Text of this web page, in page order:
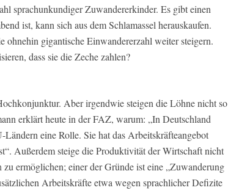
sprachunkundiger Zuwandererkinder. Es gibt einen
ist, kann sich aus dem Schlamassel herauskaufen.
gigantische Einwandererzahl weiter steigern.
dass sie die Zeche zahlen?
Aber irgendwie steigen die Löhne nicht so
erklärt heute in der FAZ, warum: „In Deutschland
eine Rolle. Sie hat das Arbeitskräfteangebot
Außerdem steige die Produktivität der Wirtschaft nicht
ermöglichen; einer der Gründe ist eine „Zuwanderung
Arbeitskräfte etwa wegen sprachlicher Defizite